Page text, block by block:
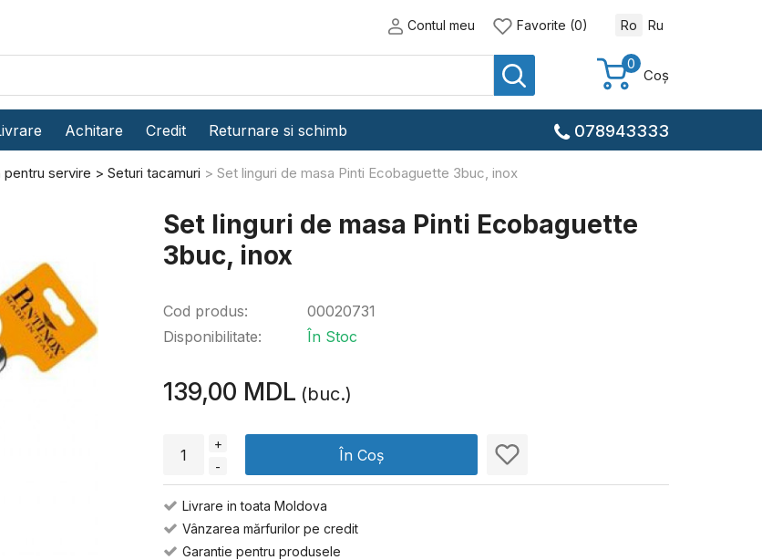
Contul meu Favorite (0) Ro Ru
0
Coș
Achitare Credit Returnare si schimb 078943333
pentru servire Seturi tacamuri Set linguri de masa Pinti Ecobaguette 3buc, inox
Set linguri de masa Pinti Ecobaguette
3buc, inox
Cod produs:
Disponibilitate:
00020731
În Stoc
139,00 MDL (buc.)
+
-
În Coș
Livrare in toata Moldova
Vânzarea mărfurilor pe credit
Garantie pentru produsele